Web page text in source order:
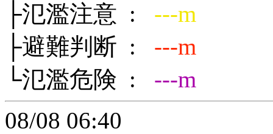
├氾濫注意 : ---m
├避難判断 : ---m
└氾濫危険 : ---m
08/08 06:40